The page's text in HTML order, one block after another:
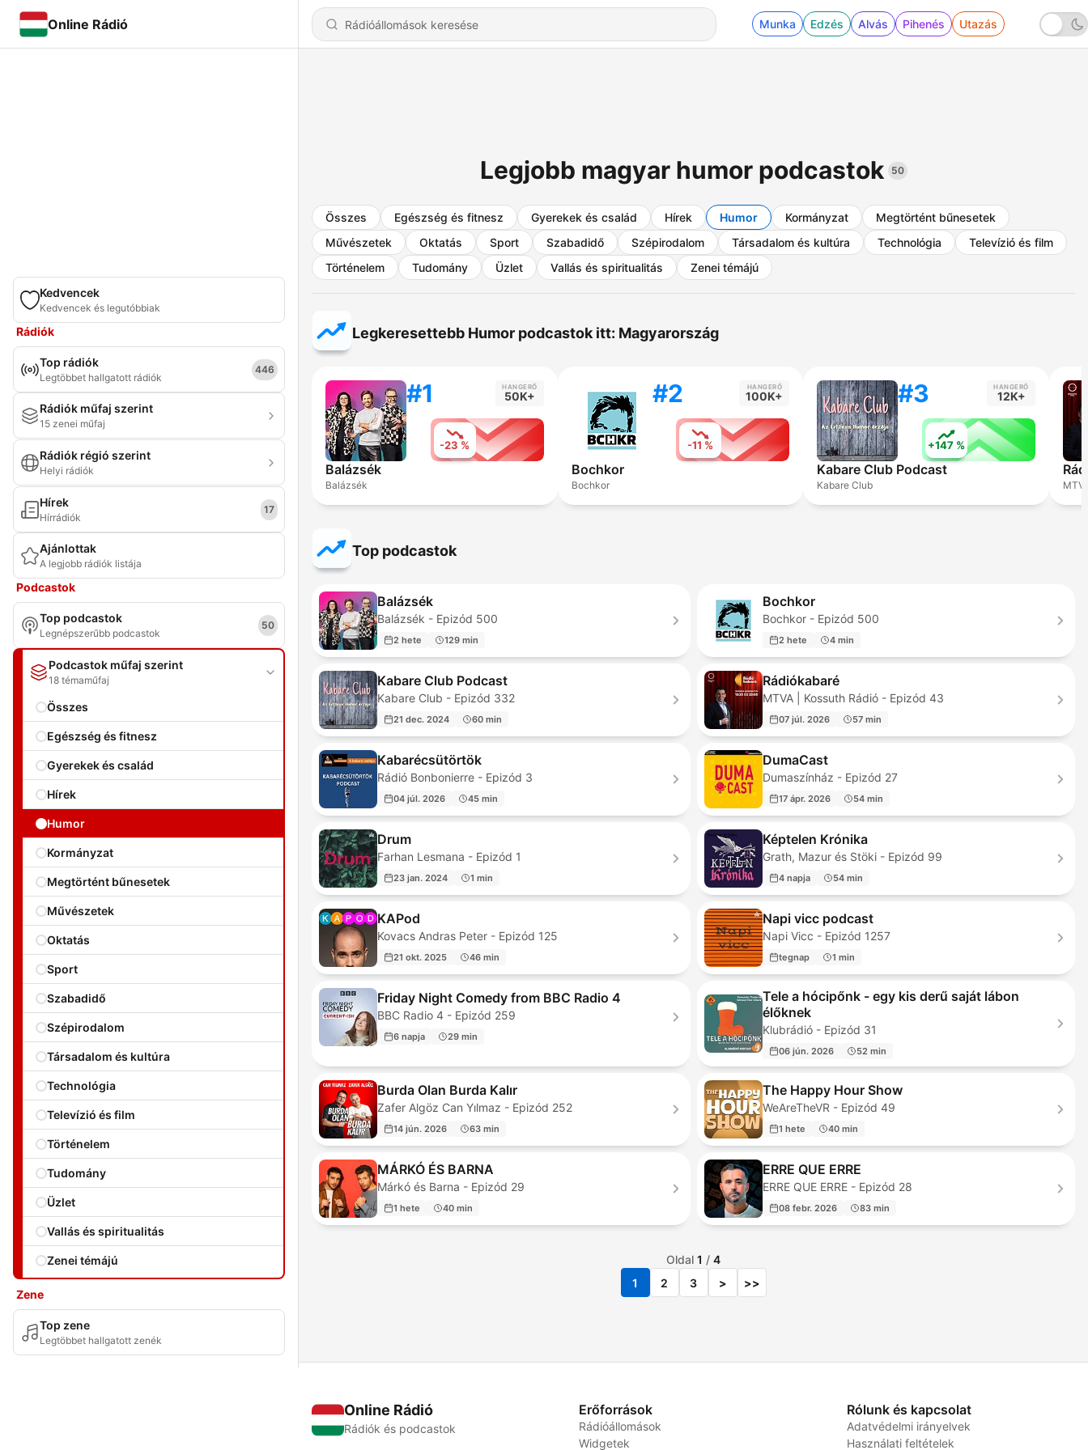
Online Rádió Munka Edzés Alvás Pihenés Utazás
Kedvencek
Kedvencek és legutóbbiak
Rádiók
Top rádiók
Legtöbbet hallgatott rádiók
446
Rádiók műfaj szerint
15 zenei műfaj
Rádiók régió szerint
Helyi rádiók
Hírek
Hírrádiók
17
Ajánlottak
A legjobb rádiók listája
Podcastok
Top podcastok
Legnépszerűbb podcastok
50
Podcastok műfaj szerint
18 témaműfaj
Összes
Egészség és fitnesz
Gyerekek és család
Hírek
Humor
Kormányzat
Megtörtént bűnesetek
Művészetek
Oktatás
Sport
Szabadidő
Szépirodalom
Társadalom és kultúra
Technológia
Televízió és film
Történelem
Tudomány
Üzlet
Vallás és spiritualitás
Zenei témájú
Zene
Top zene
Legtöbbet hallgatott zenék
Legjobb magyar humor podcastok 50
Összes Egészség és fitnesz Gyerekek és család Hírek Humor Kormányzat
Megtörtént bűnesetek
Művészetek
Oktatás Sport Szabadidő Szépirodalom Társadalom és kultúra Technológia
Televízió és film
Történelem
Tudomány Üzlet Vallás és spiritualitás Zenei témájú
Legkeresettebb Humor podcastok itt: Magyarország
#1 HANGERŐ
50K+
-23 %
Balázsék
Balázsék
#2 HANGERŐ
100K+
-11 %
Bochkor
Bochkor
#3 HANGERŐ
12K+
+147 %
Kabare Club Podcast
Kabare Club
Top podcastok
Balázsék
Balázsék - Epizód 500
2 hete 129 min
Bochkor
Bochkor - Epizód 500
2 hete 4 min
Kabare Club Podcast
Kabare Club - Epizód 332
21 dec. 2024 60 min
Rádiókabaré
MTVA | Kossuth Rádió - Epizód 43
07 júl. 2026 57 min
Kabarécsütörtök
Rádió Bonbonierre - Epizód 3
04 júl. 2026 45 min
DumaCast
Dumaszínház - Epizód 27
17 ápr. 2026 54 min
Drum
Farhan Lesmana - Epizód 1
23 jan. 2024 1 min
Képtelen Krónika
Grath, Mazur és Stöki - Epizód 99
4 napja 54 min
KAPod
Kovacs Andras Peter - Epizód 125
21 okt. 2025 46 min
Napi vicc podcast
Napi Vicc - Epizód 1257
tegnap 1 min
Friday Night Comedy from BBC Radio 4
BBC Radio 4 - Epizód 259
6 napja 29 min
Tele a hócipőnk - egy kis derű saját lábon
élőknek
Klubrádió - Epizód 31
06 jún. 2026 52 min
Burda Olan Burda Kalır
Zafer Algöz Can Yılmaz - Epizód 252
14 jún. 2026 63 min
The Happy Hour Show
WeAreTheVR - Epizód 49
1 hete 40 min
MÁRKÓ ÉS BARNA
Márkó és Barna - Epizód 29
1 hete 40 min
ERRE QUE ERRE
ERRE QUE ERRE - Epizód 28
08 febr. 2026 83 min
Oldal 1 / 4
1
2 3 > >>
Online Rádió
Rádiók és podcastok
Erőforrások
Rádióállomások
Widgetek
Rólunk és kapcsolat
Adatvédelmi irányelvek
Használati feltételek